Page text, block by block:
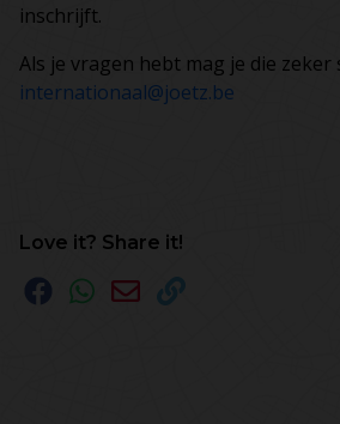
inschrijft.
Als je vragen hebt mag je die zeker
internationaal@joetz.be
Love it? Share it!